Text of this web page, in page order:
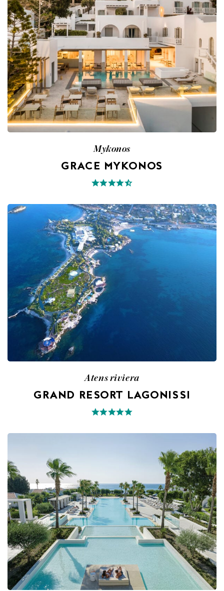
Mykonos
GRACE MYKONOS
Atens riviera
GRAND RESORT LAGONISSI